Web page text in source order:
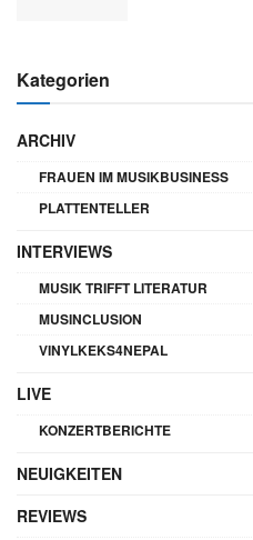
Kategorien
ARCHIV
FRAUEN IM MUSIKBUSINESS
PLATTENTELLER
INTERVIEWS
MUSIK TRIFFT LITERATUR
MUSINCLUSION
VINYLKEKS4NEPAL
LIVE
KONZERTBERICHTE
NEUIGKEITEN
REVIEWS